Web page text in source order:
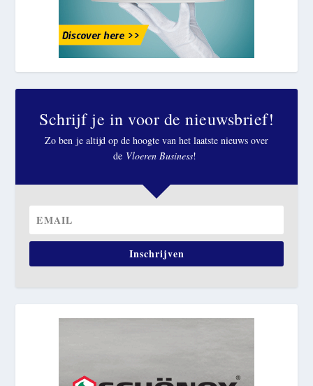
Schrijf je in voor de nieuwsbrief!
Zo ben je altijd op de hoogte van het laatste nieuws over
de Vloeren Business!
Inschrijven